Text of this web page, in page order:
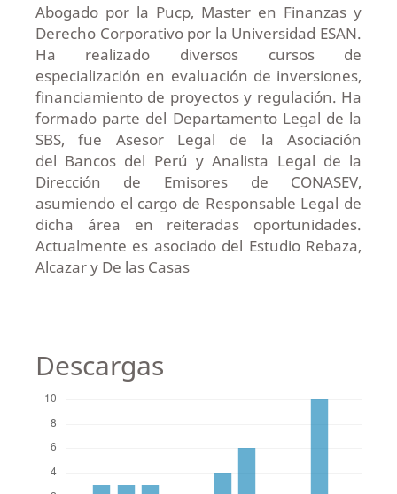
Abogado por la Pucp, Master en Finanzas y
Derecho Corporativo por la Universidad ESAN.
Ha realizado diversos cursos de
especialización en evaluación de inversiones,
financiamiento de proyectos y regulación. Ha
formado parte del Departamento Legal de la
SBS, fue Asesor Legal de la Asociación
del Bancos del Perú y Analista Legal de la
Dirección de Emisores de CONASEV,
asumiendo el cargo de Responsable Legal de
dicha área en reiteradas oportunidades.
Actualmente es asociado del Estudio Rebaza,
Alcazar y De las Casas
Descargas